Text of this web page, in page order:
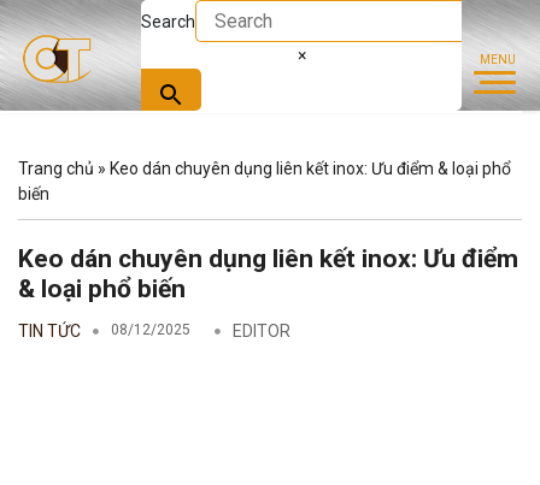
Search
×
Trang chủ » Keo dán chuyên dụng liên kết inox: Ưu điểm & loại phổ
biến
Keo dán chuyên dụng liên kết inox: Ưu điểm
& loại phổ biến
TIN TỨC 08/12/2025 EDITOR